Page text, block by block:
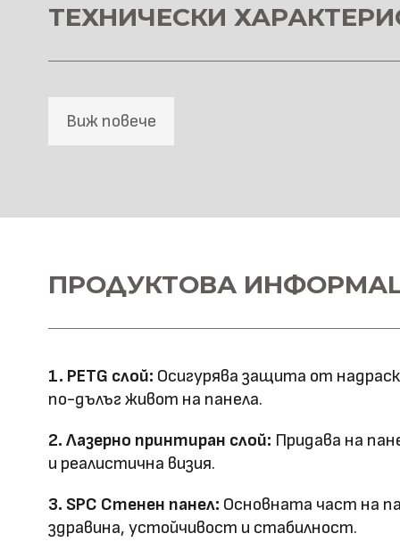
ТЕХНИЧЕСКИ
Виж повече
напречно сечение
SPC+PETG
Дебелина: 5
технология
Лазерно принтиране
Оценка за
ефективност
ПРОДУКТОВА
1. PETG слой: Осигурява защита от
по-дълъг живот на панела.
2. Лазерно принтиран слой: Придава на
и реалистична визия.
3. SPC Стенен панел: Основната част на
здравина, устойчивост и стабилност.